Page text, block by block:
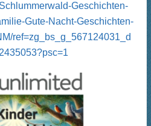
Geschichten-
Gute-Nacht-Geschichten-
ref=zg_bs_g_567124031_d